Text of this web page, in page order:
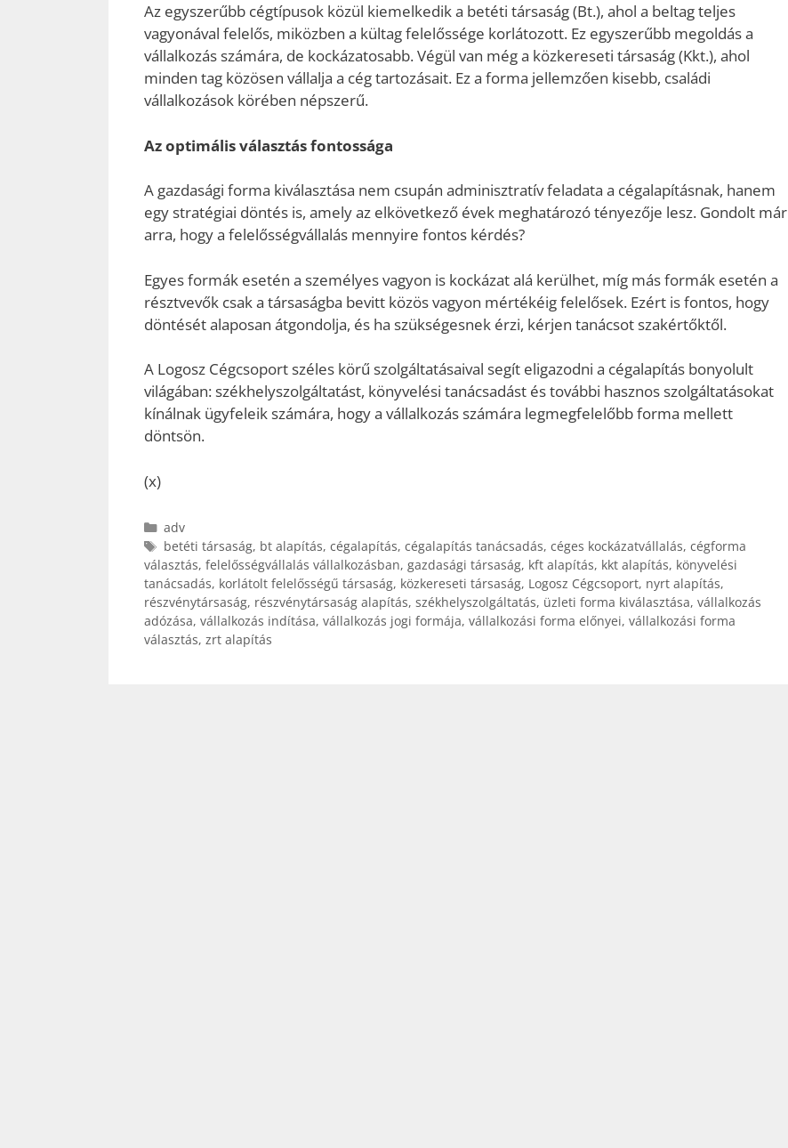
Az egyszerűbb cégtípusok közül kiemelkedik a betéti társaság (Bt.), ahol a beltag teljes
vagyonával felelős, miközben a kültag felelőssége korlátozott. Ez egyszerűbb megoldás a
vállalkozás számára, de kockázatosabb. Végül van még a közkereseti társaság (Kkt.), ahol
minden tag közösen vállalja a cég tartozásait. Ez a forma jellemzően kisebb, családi
vállalkozások körében népszerű.
Az optimális választás fontossága
A gazdasági forma kiválasztása nem csupán adminisztratív feladata a cégalapításnak, hanem
egy stratégiai döntés is, amely az elkövetkező évek meghatározó tényezője lesz. Gondolt már
arra, hogy a felelősségvállalás mennyire fontos kérdés?
Egyes formák esetén a személyes vagyon is kockázat alá kerülhet, míg más formák esetén a
résztvevők csak a társaságba bevitt közös vagyon mértékéig felelősek. Ezért is fontos, hogy
döntését alaposan átgondolja, és ha szükségesnek érzi, kérjen tanácsot szakértőktől.
A Logosz Cégcsoport széles körű szolgáltatásaival segít eligazodni a cégalapítás bonyolult
világában: székhelyszolgáltatást, könyvelési tanácsadást és további hasznos szolgáltatásokat
kínálnak ügyfeleik számára, hogy a vállalkozás számára legmegfelelőbb forma mellett
döntsön.
(x)
Kategória
adv
Címkék
betéti társaság, bt alapítás, cégalapítás, cégalapítás tanácsadás, céges kockázatvállalás, cégforma
választás, felelősségvállalás vállalkozásban, gazdasági társaság, kft alapítás, kkt alapítás, könyvelési
tanácsadás, korlátolt felelősségű társaság, közkereseti társaság, Logosz Cégcsoport, nyrt alapítás,
részvénytársaság, részvénytársaság alapítás, székhelyszolgáltatás, üzleti forma kiválasztása, vállalkozás
adózása, vállalkozás indítása, vállalkozás jogi formája, vállalkozási forma előnyei, vállalkozási forma
választás, zrt alapítás